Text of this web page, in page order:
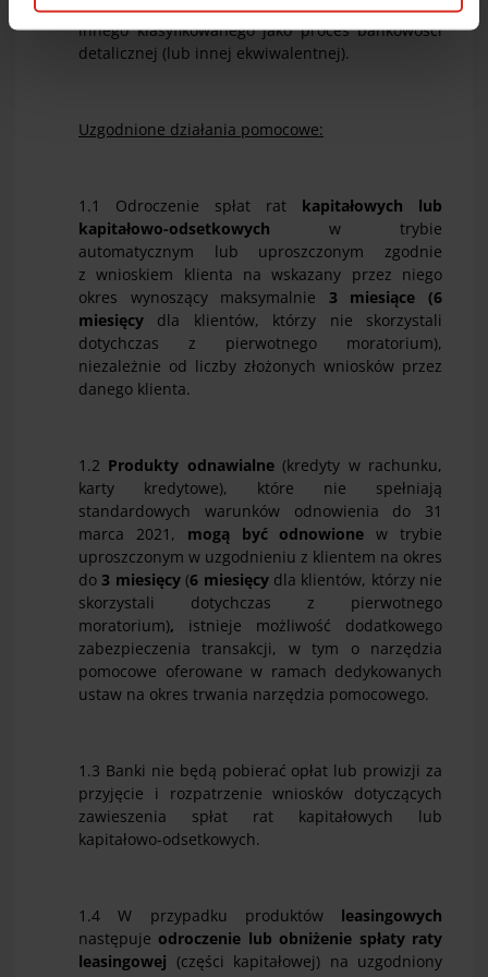
cookie opcjonalnych w Twoim urządzeniu (zgodnie z
Polityką cookie), kliknij „Akceptuj wszystkie cookie”.
W dowolnej chwili możesz wycofać swoją zgodę w
przysługujących w związku z tym uprawnieniach,
odbywa się w ramach modelu oceny ryzyka lub
innego klasyfikowanego jako proces bankowości
detalicznej (lub innej ekwiwalentnej).
Uzgodnione działania pomocowe:
1.1 Odroczenie spłat rat kapitałowych lub
kapitałowo-odsetkowych w trybie
automatycznym lub uproszczonym zgodnie
z wnioskiem klienta na wskazany przez niego
okres wynoszący maksymalnie 3 miesiące (6
miesięcy dla klientów, którzy nie skorzystali
dotychczas z pierwotnego moratorium),
niezależnie od liczby złożonych wniosków przez
danego klienta.
1.2 Produkty odnawialne(kredyty w rachunku,
karty kredytowe), które nie spełniają
standardowych warunków odnowienia do 31
marca 2021, mogą być odnowione w trybie
uproszczonym w uzgodnieniu z klientem na okres
do3 miesięcy(6 miesięcy dla klientów, którzy nie
skorzystali dotychczas z pierwotnego
moratorium), istnieje możliwość dodatkowego
zabezpieczenia transakcji, w tym o narzędzia
pomocowe oferowane w ramach dedykowanych
ustaw na okres trwania narzędzia pomocowego.
1.3 Banki nie będą pobierać opłat lub prowizji za
przyjęcie i rozpatrzenie wniosków dotyczących
zawieszenia spłat rat kapitałowych lub
kapitałowo-odsetkowych.
1.4 W przypadku produktów leasingowych
następuje odroczenie lub obniżenie spłaty raty
leasingowej (części kapitałowej) na uzgodniony